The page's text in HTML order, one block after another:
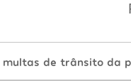
multas de trânsito da